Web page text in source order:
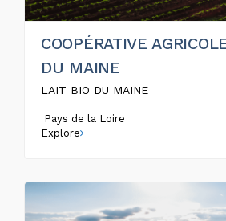
COOPÉRATIVE
DU MAINE
LAIT BIO DU MAINE
Pays de la Loire
Explore